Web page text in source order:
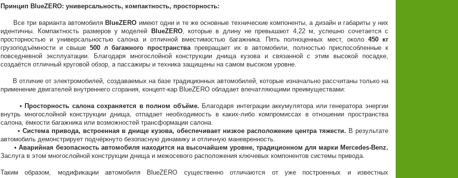
Принцип BlueZERO: универсальность, компактность, просторность:
Все три варианта автомобиля BlueZERO имеют одни и те же основные технические компоненты, а дизайн и габариты у них
идентичны. Компактность размеров у моделей
BlueZERO, которые в длину не превышают 4,22 м, успешно сочетается с
просторностью и универсальностью салона и отличной вместимостью багажника. Пять полноценных мест, около 450 кг
грузоподъёмности и свыше500 л багажного пространствапревращает их в автомобили, полностью приспособленные к
повседневной эксплуатации. Благодаря многослойной конструкции днища кузова и связанной с этим высокой посадке,
создаётся отличный круговой обзор, а пассажиры и техника защищены на самом высоком уровне.
В отличие от электромобилей, создаваемых на базе традиционных автомобилей, которые изначально рассчитаны только на
применение двигателей внутреннего сгорания, концепт-кар BlueZERO обладает впечатляющими преимуществами:
• Просторность салона сохраняется в полном объёме. Благодаря интеграции аккумулятора или генератора энергии
внутрь многослойной конструкции днища, отпадает необходимость в каких-либо компромиссах в отношении пространства
салона, ёмкости багажника или возможностей трансформации салона.
• Система привода, встроенная в днище кузова, обеспечивает низкое расположение центра тяжести. В результате
автомобиль демонстрирует подчёркнуто безопасную динамику и отличную маневренность.
•Аварийная безопасность автомобиля находится на высочайшем уровне, традиционном для марки Mercedes-Benz.
Заслуга в этом многослойной конструкции днища и межосевого расположения ключевых компонентов системы привода.
Таким образом, модификации автомобиля BlueZERO существенно отличаются от уже построенных и известных